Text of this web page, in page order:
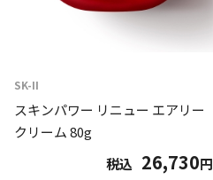
SK-II
スキンパワー リニュー エアリー
クリーム 80g
税込 26,730円